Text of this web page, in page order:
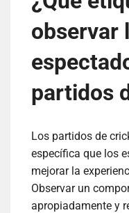
observar
partidos
Los partidos de
específica que los
mejorar la
Observar un
apropiadamente y